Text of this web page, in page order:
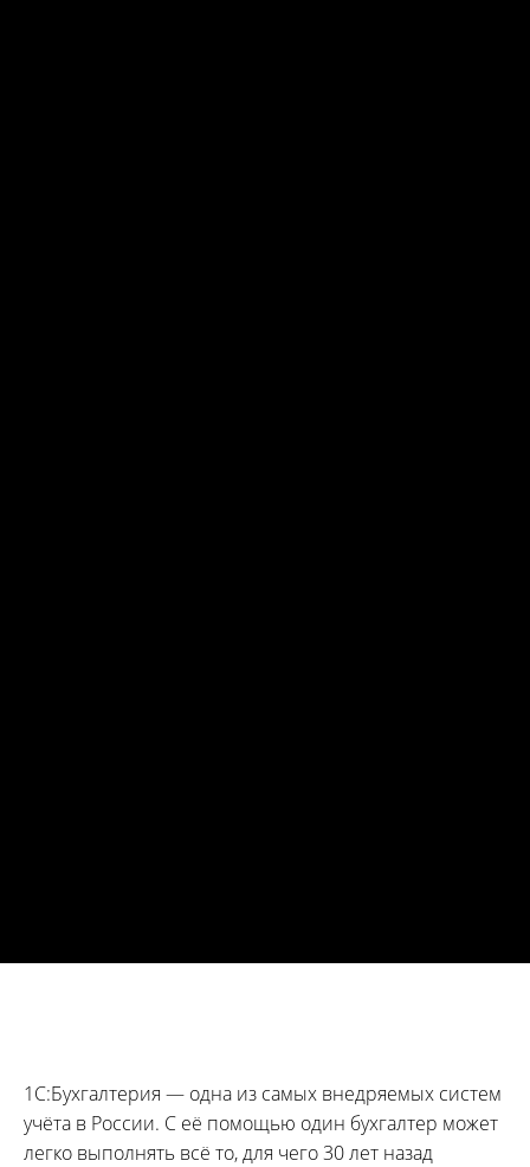
1С:Бухгалтерия — одна из самых внедряемых систем
учёта в России. С её помощью один бухгалтер может
легко выполнять всё то, для чего 30 лет назад